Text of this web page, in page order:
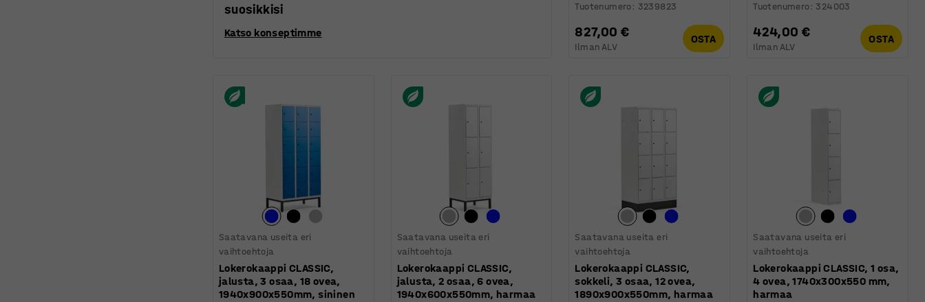
suosikkisi
Katso konseptimme
Tuotenumero: 3239823
827,00 €
Ilman ALV
OSTA
Tuotenumero: 324003
424,00 €
Ilman ALV
OSTA
Saatavana useita eri
vaihtoehtoja
Lokerokaappi CLASSIC,
jalusta, 3 osaa, 18 ovea,
1940x900x550mm, sininen
Saatavana useita eri
vaihtoehtoja
Lokerokaappi CLASSIC,
jalusta, 2 osaa, 6 ovea,
1940x600x550mm, harmaa
Saatavana useita eri
vaihtoehtoja
Lokerokaappi CLASSIC,
sokkeli, 3 osaa, 12 ovea,
1890x900x550mm, harmaa
Saatavana useita eri
vaihtoehtoja
Lokerokaappi CLASSIC, 1 osa,
4 ovea, 1740x300x550 mm,
harmaa